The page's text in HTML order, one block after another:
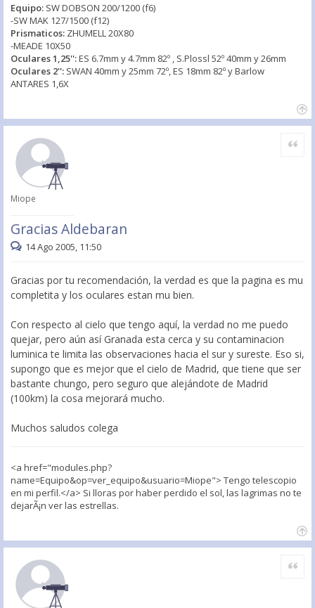
Equipo: SW DOBSON 200/1200 (f6)
-SW MAK 127/1500 (f12)
Prismaticos: ZHUMELL 20X80
-MEADE 10X50
Oculares 1,25'':ES 6.7mm y 4.7mm 82º , S.Plossl 52º 40mm y 26mm
Oculares 2'': SWAN 40mm y 25mm 72º, ES 18mm 82º y Barlow
ANTARES 1,6X
Miope
Gracias Aldebaran
Citar
14 Ago 2005, 11:50
Gracias por tu recomendación, la verdad es que la pagina es mu
completita y los oculares estan mu bien.
Con respecto al cielo que tengo aquí, la verdad no me puedo
quejar, pero aún así Granada esta cerca y su contaminacion
luminica te limita las observaciones hacia el sur y sureste. Eso si,
supongo que es mejor que el cielo de Madrid, que tiene que ser
bastante chungo, pero seguro que alejándote de Madrid
(100km) la cosa mejorará mucho.
Muchos saludos colega
<a href="modules.php?
name=Equipo&op=ver_equipo&usuario=Miope"> Tengo telescopio
en mi perfil.</a> Si lloras por haber perdido el sol, las lagrimas no te
dejarÃ¡n ver las estrellas.
Citar